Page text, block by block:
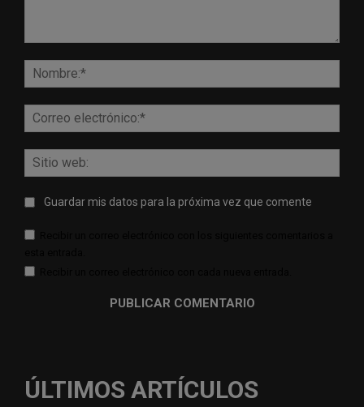
Guardar mis datos para la próxima vez que comente
ÚLTIMOS ARTÍCULOS